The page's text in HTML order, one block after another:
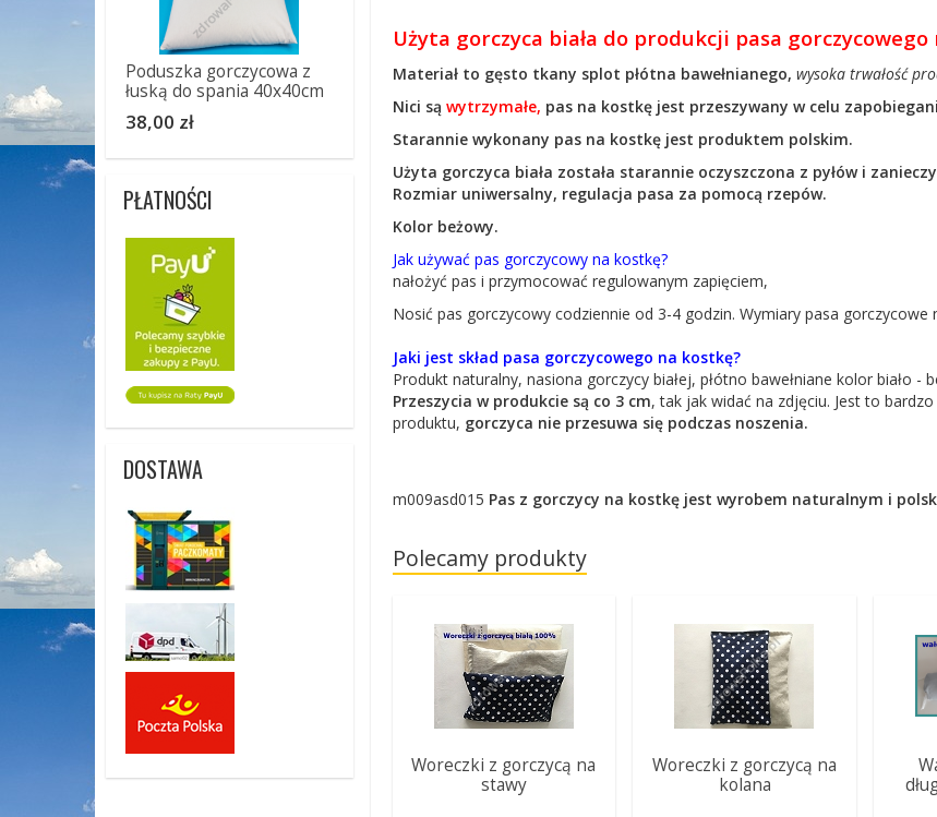
Użyta gorczyca biała do produkcji pasa
Materiał to gęsto tkany splot płótna bawełnianego, wysoka trwałość
Nici są wytrzymałe, pas na kostkę jest przeszywany w celu
Starannie wykonany pas na kostkę jest produktem polskim.
Użyta gorczyca biała została starannie oczyszczona z pyłów i
Rozmiar uniwersalny, regulacja pasa za pomocą rzepów.
Kolor beżowy.
Jak używać pas gorczycowy na kostkę?
nałożyć pas i przymocować regulowanym zapięciem,
Nosić pas gorczycowy codziennie od 3-4 godzin. Wymiary pasa
Jaki jest skład pasa gorczycowego na kostkę?
Produkt naturalny, nasiona gorczycy białej, płótno bawełniane kolor biało -
Przeszycia w produkcie są co 3 cm, tak jak widać na zdjęciu. Jest to
produktu, gorczyca nie przesuwa się podczas noszenia.
m009asd015 Pas z gorczycy na kostkę jest wyrobem naturalnym i
Polecamy produkty
Woreczki z gorczycą na
stawy
Woreczki z gorczycą na
kolana
Poduszka gorczycowa z
łuską do spania 40x40cm
38,00 zł
PŁATNOŚCI
DOSTAWA